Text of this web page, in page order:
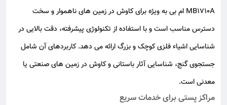
MB1710A ام بی به ویژه برای کاوش در زمین‌ های ناهموار و سخت‌
دسترس مناسب است و با استفاده از تکنولوژی پیشرفته، دقت بالایی در
شناسایی اشیاء فلزی کوچک و بزرگ ارائه می‌ دهد. کاربردهای آن شامل
جستجوی گنج، شناسایی آثار باستانی و کاوش در زمین‌ های صنعتی یا
معدنی است.
مراکز پستی برای خدمات سریع